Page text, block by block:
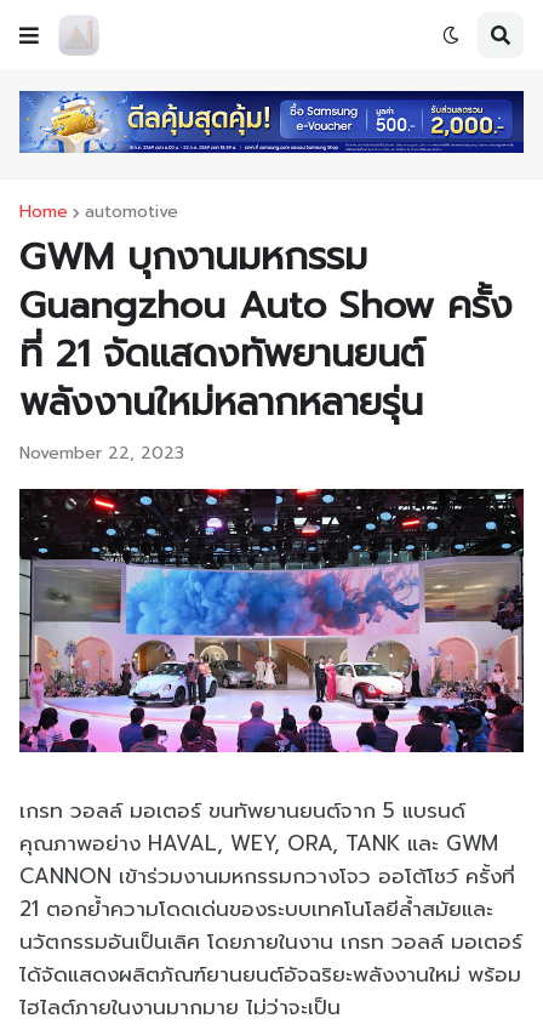
Home automotive
GWM บุกงานมหกรรม
Guangzhou Auto Show ครั้ง
ที่ 21 จัดแสดงทัพยานยนต์
พลังงานใหม่หลากหลายรุ่น
November 22, 2023
เกรท วอลล์ มอเตอร์ ขนทัพยานยนต์จาก 5 แบรนด์
คุณภาพอย่าง HAVAL, WEY, ORA, TANK และ GWM
CANNON เข้าร่วมงานมหกรรมกวางโจว ออโต้โชว์ ครั้งที่
21 ตอกย้ำความโดดเด่นของระบบเทคโนโลยีล้ำสมัยและ
นวัตกรรมอันเป็นเลิศ โดยภายในงาน เกรท วอลล์ มอเตอร์
ได้จัดแสดงผลิตภัณฑ์ยานยนต์อัจฉริยะพลังงานใหม่ พร้อม
ไฮไลต์ภายในงานมากมาย ไม่ว่าจะเป็น